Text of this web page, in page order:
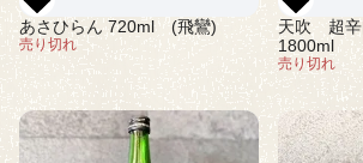
あさひらん 720ml (飛鸞)
売り切れ
天吹 超
1800ml
売り切れ